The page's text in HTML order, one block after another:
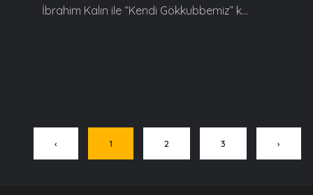
İbrahim Kalın ile “Kendi Gökkubbemiz” kendine has üslubuyla farklı ufuklara yelken açtırmaya kaldığı yerden devam ediyor. Her hafta farklı konulara değinerek izleyicilerine yeni fikir kapıları aralayan İbrahim Kalın bu bölümde Niyet ve Kısmet kavramları üzüründe duruyor. Kendi Gökkubbemiz'in yeni bölümde başlıca şunlar konuşuldu; Serdar Tuncer: Hocam hoş geldiniz. Bu bölüm size şunu sormak istiyorum; Niyet diye bir gerçek. Müminin niyeti amelinden üstündür, niyetler amellere göredir, niyet hayr akıbet hayr, neye niyet neye kısmet... Hep dilimizde dolanır da dilimize (gönlümüze) pek düşmez... Ne diyeceksiniz niyet için? İbrahim Kalın: Hoş bulduk. Bu tabirlerin en güzellerinden bir tanesi 'neye niyet, neye kısmet.' Bazen tersinden anlıyoruz onu. Hayır. biz bir şeye niyet ettik karşımıza bu çıktı, olmadı, plan tutmadı gibi düşünüyoruz da halbuki tam tersi. Bu ifade diyor ki; neye niyet edersen kısmetini o belirler. Kısmetini belirleyen baştaki niyetindir. Niyetin oranında sana kısm ediliyor yani taksim ediliyor, veriliyor. Dolayısıyla kısmet niyetten bağımsız değil. Kısmet olarak önüne çıkan şey niyetinde belirleniyor. O yüzden bunu hem bir dua hem bir düstur olarakta 'niyet hayr, akıbet hayr' demişler. Yani niyetin hayır olsun, iyi, güzel olsun ki akıbeti, sonu, neticesi güzel olsun... Devamı videoda... Gelin, Beraber Yürüyelim...
‹ 1 2 3 ›